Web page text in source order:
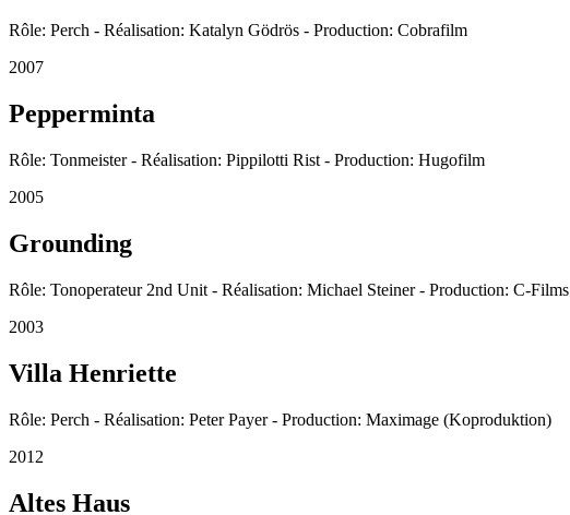
Rôle: Perch - Réalisation: Katalyn Gödrös - Production: Cobrafilm
2007
Pepperminta
Rôle: Tonmeister - Réalisation: Pippilotti Rist - Production: Hugofilm
2005
Grounding
Rôle: Tonoperateur 2nd Unit - Réalisation: Michael Steiner - Production: C-Films
2003
Villa Henriette
Rôle: Perch - Réalisation: Peter Payer - Production: Maximage (Koproduktion)
2012
Altes Haus